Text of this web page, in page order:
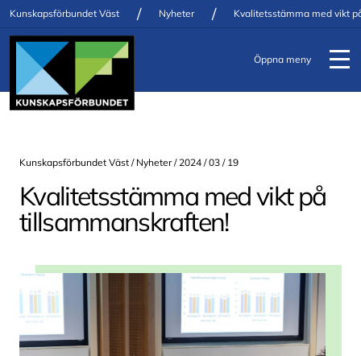
Kunskapsförbundet Väst / Nyheter / Kvalitetsstämma med vikt
Öppna meny
Kunskapsförbundet Väst / Nyheter/ 2024 / 03 / 19
Kvalitetsstämma med vikt på
tillsammanskraften!